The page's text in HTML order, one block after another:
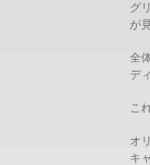
グ
が
全
デ
こ
オ
キ